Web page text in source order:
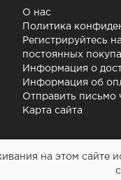
О нас
Политика
Регистрируйтесь
постоянных
Информация о
Информация об
Отправить письмо
Карта сайта
на этом сайте